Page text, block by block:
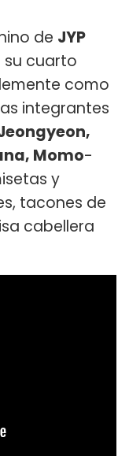
de JYP
su cuarto
como
integrantes
Momo-
y
tacones de
cabellera